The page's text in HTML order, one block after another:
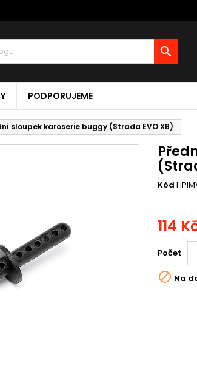

PODPORUJEME
sloupek karoserie buggy (Strada EVO XB)
Kód
114
Počet
 Na